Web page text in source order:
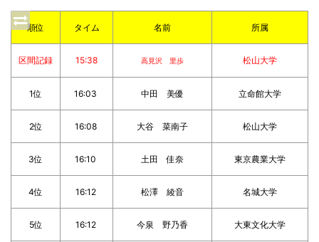
順位 タイム 名前 所属
区間記録 15:38 高見沢 里歩 松山大学
1位 16:03 中田 美優 立命館大学
2位 16:08 大谷 菜南子 松山大学
3位 16:10 土田 佳奈 東京農業大学
4位 16:12 松澤 綾音 名城大学
5位 16:12 今泉 野乃香 大東文化大学